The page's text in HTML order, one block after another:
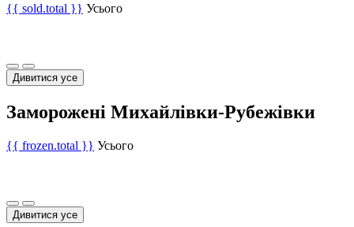
{{ sold.total }} Усього
Дивитися усе
Заморожені Михайлівки-Рубежівки
{{ frozen.total }} Усього
Дивитися усе